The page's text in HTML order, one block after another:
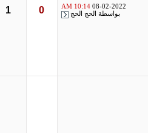
08-02-2022
10:14 AM
بواسطةالحج الحج